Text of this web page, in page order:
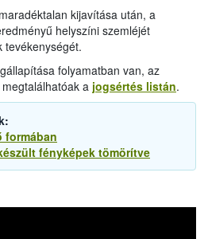
kijavítása után, a
helyszíni szemléjét
tevékenységét.
folyamatban van, az
a jogsértés listán.
formában
fényképek tömörítve